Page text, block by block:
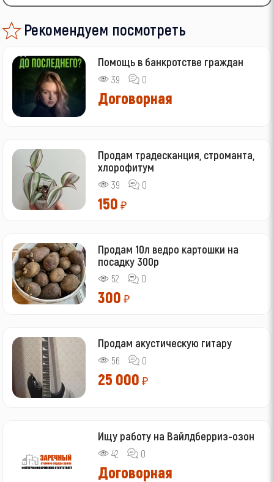
Рекомендуем посмотреть
Помощь в банкротстве граждан
39 0
Договорная
Продам традесканция, строманта,
хлорофитум
39 0
150 ₽
Продам 10л ведро картошки на
посадку 300р
52 0
300 ₽
Продам акустическую гитару
56 0
25 000 ₽
Ищу работу на Вайлдберриз-озон
42 0
Договорная